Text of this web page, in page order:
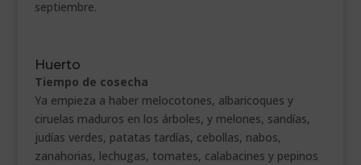
septiembre.
Huerto
Tiempo de cosecha
Ya empieza a haber melocotones, albaricoques y
ciruelas maduros en los árboles, y melones, sandías,
judías verdes, patatas tardías, cebollas, nabos,
zanahorias, lechugas, tomates, calabacines y pepinos